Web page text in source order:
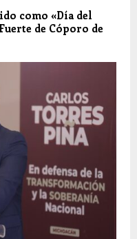
como «Día del
de Cóporo de